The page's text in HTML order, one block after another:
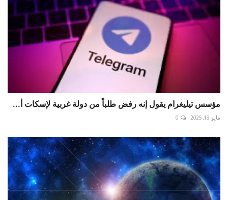
مؤسس تيليغرام يقول إنه رفض طلباً من دولة غربية لإسكات أ...
مايو 18, 2025 0